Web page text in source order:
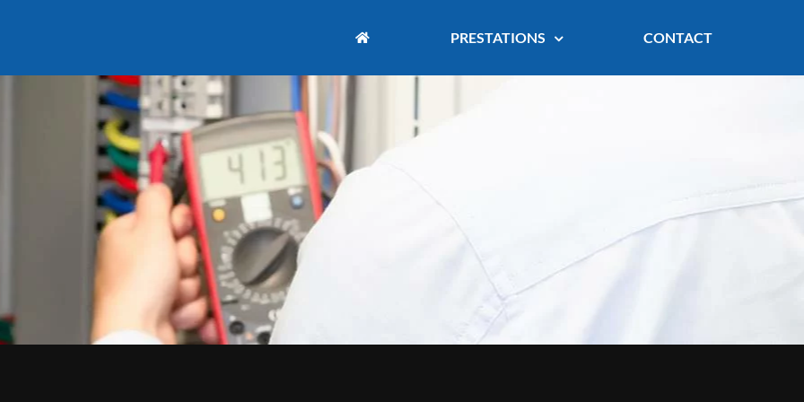
PRESTATIONS CONTACT